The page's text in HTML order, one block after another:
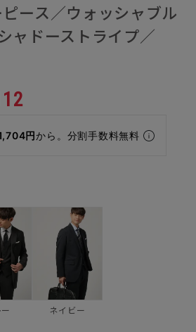
ース／ウォッシャブル
ャドーストライプ／
円から。分割手数料無料
ネイビー